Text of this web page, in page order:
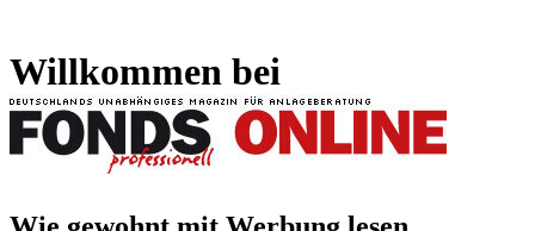
Willkommen bei